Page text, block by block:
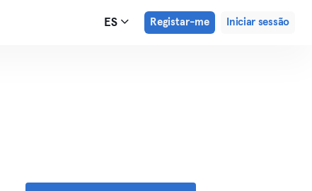
ES Registar-me Iniciar sessão